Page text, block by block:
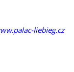
liebieg.cz